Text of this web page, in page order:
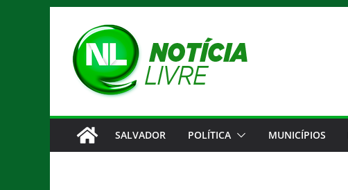
conteúdo
SALVADOR POLÍTICA MUNICÍPIOS